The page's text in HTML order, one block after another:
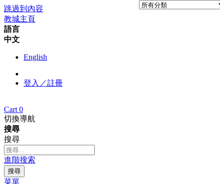
跳過到內容
教城主頁
語言
中文
English
登入／註冊
Cart 0
切換導航
搜尋
搜尋
進階搜索
搜尋
菜單